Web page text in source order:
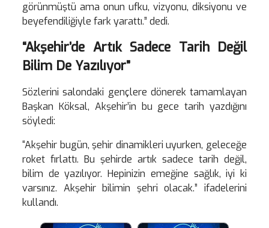
görünmüştü ama onun ufku, vizyonu, diksiyonu ve
beyefendiliğiyle fark yarattı.” dedi.
“Akşehir’de Artık Sadece Tarih Değil
Bilim De Yazılıyor”
Sözlerini salondaki gençlere dönerek tamamlayan
Başkan Köksal, Akşehir’in bu gece tarih yazdığını
söyledi:
“Akşehir bugün, şehir dinamikleri uyurken, geleceğe
roket fırlattı. Bu şehirde artık sadece tarih değil,
bilim de yazılıyor. Hepinizin emeğine sağlık, iyi ki
varsınız. Akşehir bilimin şehri olacak.” ifadelerini
kullandı.